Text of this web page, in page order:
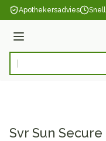
Ga naar de inhoud
Apothekersadvies
Menu
Product, merk,
Svr Sun